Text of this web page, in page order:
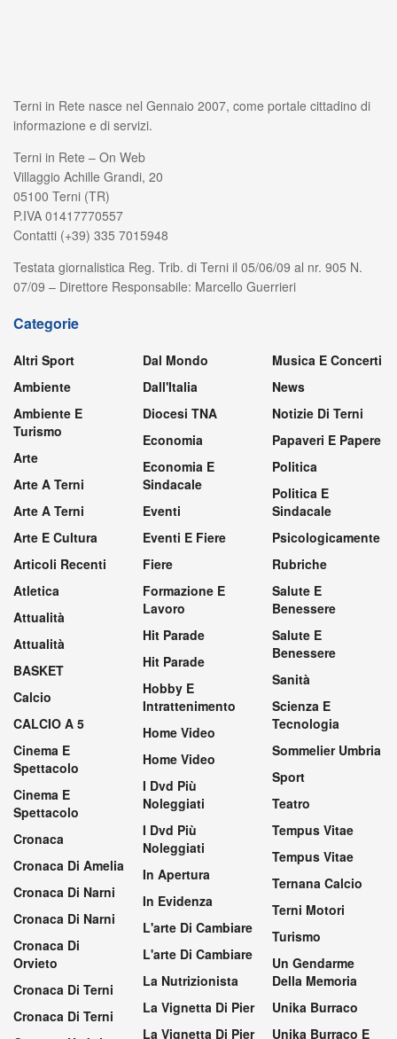
Terni in Rete nasce nel Gennaio 2007, come portale cittadino di
informazione e di servizi.
Terni in Rete – On Web
Villaggio Achille Grandi, 20
05100 Terni (TR)
P.IVA 01417770557
Contatti (+39) 335 7015948
Testata giornalistica Reg. Trib. di Terni il 05/06/09 al nr. 905 N.
07/09 – Direttore Responsabile: Marcello Guerrieri
Categorie
Altri Sport
Ambiente
Ambiente E
Turismo
Arte
Arte A Terni
Arte A Terni
Arte E Cultura
Articoli Recenti
Atletica
Attualità
Attualità
BASKET
Calcio
CALCIO A 5
Cinema E
Spettacolo
Cinema E
Spettacolo
Cronaca
Cronaca Di Amelia
Cronaca Di Narni
Cronaca Di Narni
Cronaca Di
Orvieto
Cronaca Di Terni
Cronaca Di Terni
Dal Mondo
Dall'Italia
Diocesi TNA
Economia
Economia E
Sindacale
Eventi
Eventi E Fiere
Fiere
Formazione E
Lavoro
Hit Parade
Hit Parade
Hobby E
Intrattenimento
Home Video
Home Video
I Dvd Più
Noleggiati
I Dvd Più
Noleggiati
In Apertura
In Evidenza
L'arte Di Cambiare
L'arte Di Cambiare
La Nutrizionista
La Vignetta Di Pier
La Vignetta Di Pier
Musica E Concerti
News
Notizie Di Terni
Papaveri E Papere
Politica
Politica E
Sindacale
Psicologicamente
Rubriche
Salute E
Benessere
Salute E
Benessere
Sanità
Scienza E
Tecnologia
Sommelier Umbria
Sport
Teatro
Tempus Vitae
Tempus Vitae
Ternana Calcio
Terni Motori
Turismo
Un Gendarme
Della Memoria
Unika Burraco
Unika Burraco E